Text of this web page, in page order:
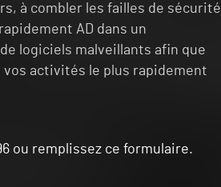
à combler les failles de sécurité
AD dans un
logiciels malveillants afin que
activités le plus rapidement
ou remplissez ce formulaire.